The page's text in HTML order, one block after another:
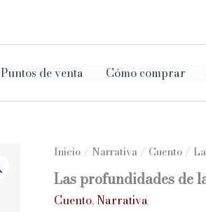
Puntos de venta Cómo comprar
Inicio / Narrativa / Cuento /
Las profundidades de
Cuento,Narrativa